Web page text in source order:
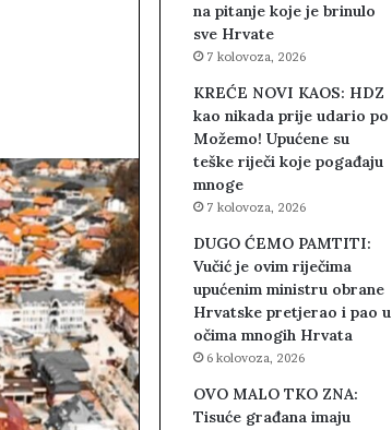
na pitanje koje je brinulo
sve Hrvate
7 kolovoza, 2026
KREĆE NOVI KAOS: HDZ
kao nikada prije udario po
Možemo! Upućene su
teške riječi koje pogađaju
mnoge
7 kolovoza, 2026
DUGO ĆEMO PAMTITI:
Vučić je ovim riječima
upućenim ministru obrane
Hrvatske pretjerao i pao u
očima mnogih Hrvata
6 kolovoza, 2026
OVO MALO TKO ZNA:
Tisuće građana imaju